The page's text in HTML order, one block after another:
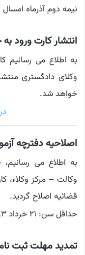
نیمه دوم آذرماه
انتشار کارت ورود
به اطلاع می رسانیم
خواهد شد.
اصلاحیه دفترچه
به اطلاع می
وکالت – مرکز وکلاء،
قضائیه اصلاح گردید.
حداقل سن: ۲۱ خرداد ۱۳۸۳ به ۲۱ خرداد ۱۳۸۴
تمدید مهلت ثبت